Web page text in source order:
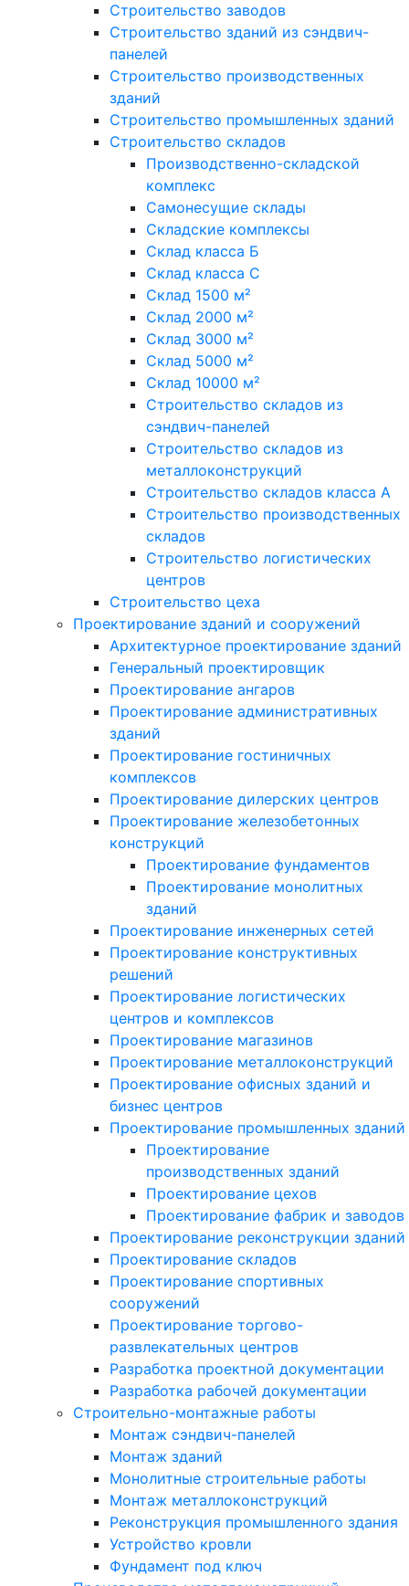
Строительство заводов
Строительство зданий из сэндвич-
панелей
Строительство производственных
зданий
Строительство промышленных зданий
Строительство складов
Производственно-складской
комплекс
Самонесущие склады
Складские комплексы
Склад класса Б
Склад класса С
Склад 1500 м²
Склад 2000 м²
Склад 3000 м²
Склад 5000 м²
Склад 10000 м²
Строительство складов из
сэндвич-панелей
Строительство складов из
металлоконструкций
Строительство складов класса А
Строительство производственных
складов
Строительство логистических
центров
Строительство цеха
Проектирование зданий и сооружений
Архитектурное проектирование зданий
Генеральный проектировщик
Проектирование ангаров
Проектирование административных
зданий
Проектирование гостиничных
комплексов
Проектирование дилерских центров
Проектирование железобетонных
конструкций
Проектирование фундаментов
Проектирование монолитных
зданий
Проектирование инженерных сетей
Проектирование конструктивных
решений
Проектирование логистических
центров и комплексов
Проектирование магазинов
Проектирование металлоконструкций
Проектирование офисных зданий и
бизнес центров
Проектирование промышленных зданий
Проектирование
производственных зданий
Проектирование цехов
Проектирование фабрик и заводов
Проектирование реконструкции зданий
Проектирование складов
Проектирование спортивных
сооружений
Проектирование торгово-
развлекательных центров
Разработка проектной документации
Разработка рабочей документации
Строительно-монтажные работы
Монтаж сэндвич-панелей
Монтаж зданий
Монолитные строительные работы
Монтаж металлоконструкций
Реконструкция промышленного здания
Устройство кровли
Фундамент под ключ